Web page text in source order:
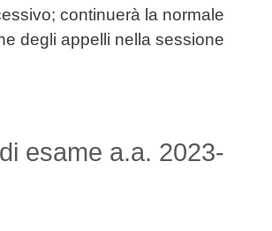
continuerà la normale
degli appelli nella sessione
esame a.a. 2023-